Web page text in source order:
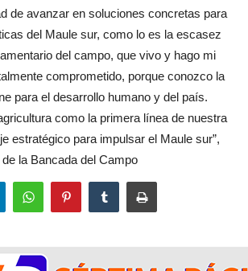
de avanzar en soluciones concretas para
del Maule sur, como lo es la escasez
del campo, que vivo y hago mi
comprometido, porque conozco la
para el desarrollo humano y del país.
como la primera línea de nuestra
estratégico para impulsar el Maule sur”,
la Bancada del Campo